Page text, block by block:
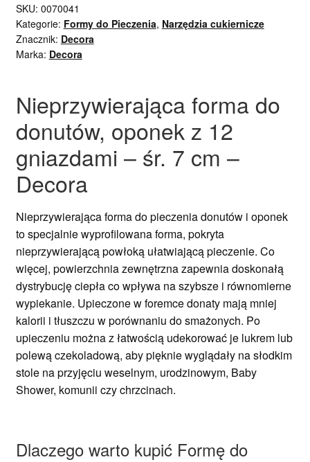
SKU: 0070041
Kategorie: Formy do Pieczenia, Narzędzia cukiernicze
Znacznik: Decora
Marka: Decora
Nieprzywierająca forma do
donutów, oponek z 12
gniazdami – śr. 7 cm –
Decora
Nieprzywierająca forma do pieczenia donutów i oponek
to specjalnie wyprofilowana forma, pokryta
nieprzywierającą powłoką ułatwiającą pieczenie. Co
więcej, powierzchnia zewnętrzna zapewnia doskonałą
dystrybucję ciepła co wpływa na szybsze i równomierne
wypiekanie. Upieczone w foremce donaty mają mniej
kalorii i tłuszczu w porównaniu do smażonych. Po
upieczeniu można z łatwością udekorować je lukrem lub
polewą czekoladową, aby pięknie wyglądały na słodkim
stole na przyjęciu weselnym, urodzinowym, Baby
Shower, komunii czy chrzcinach.
Dlaczego warto kupić Formę do